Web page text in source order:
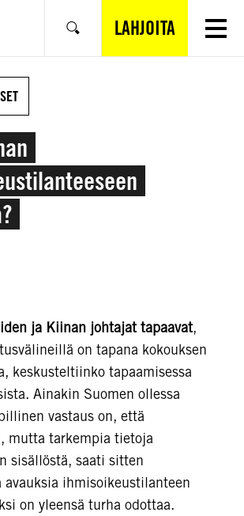
Hae LAHJOITA
ja Kiinan johtajat tapaavat,
on tapana kokouksen
keskusteltiinko tapaamisessa
Ainakin Suomen ollessa
vastaus on, että
mutta tarkempia tietoja
sisällöstä, saati sitten
avauksia ihmisoikeustilanteen
on yleensä turha odottaa.